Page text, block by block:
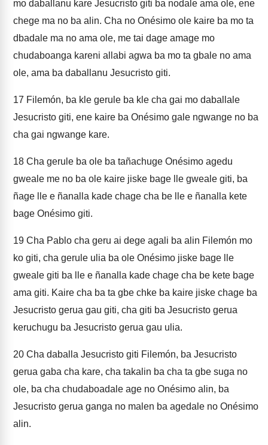
mo daballanu kare Jesucristo giti ba nodale ama ole, ene
chege ma no ba alin. Cha no Onésimo ole kaire ba mo ta
dbadale ma no ama ole, me tai dage amage mo
chudaboanga kareni allabi agwa ba mo ta gbale no ama
ole, ama ba daballanu Jesucristo giti.
17 Filemón, ba kle gerule ba kle cha gai mo daballale
Jesucristo giti, ene kaire ba Onésimo gale ngwange no ba
cha gai ngwange kare.
18 Cha gerule ba ole ba tañachuge Onésimo agedu
gweale me no ba ole kaire jiske bage lle gweale giti, ba
ñage lle e ñanalla kade chage cha be lle e ñanalla kete
bage Onésimo giti.
19 Cha Pablo cha geru ai dege agali ba alin Filemón mo
ko giti, cha gerule ulia ba ole Onésimo jiske bage lle
gweale giti ba lle e ñanalla kade chage cha be kete bage
ama giti. Kaire cha ba ta gbe chke ba kaire jiske chage ba
Jesucristo gerua gau giti, cha giti ba Jesucristo gerua
keruchugu ba Jesucristo gerua gau ulia.
20 Cha daballa Jesucristo giti Filemón, ba Jesucristo
gerua gaba cha kare, cha takalin ba cha ta gbe suga no
ole, ba cha chudaboadale age no Onésimo alin, ba
Jesucristo gerua ganga no malen ba agedale no Onésimo
alin.